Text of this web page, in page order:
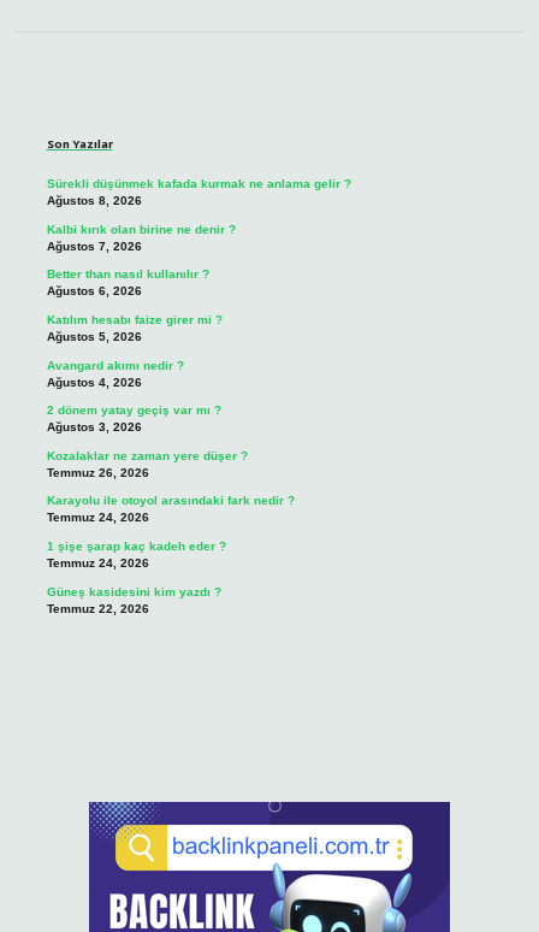
Son Yazılar
Sürekli düşünmek kafada kurmak ne anlama gelir ?
Ağustos 8, 2026
Kalbi kırık olan birine ne denir ?
Ağustos 7, 2026
Better than nasıl kullanılır ?
Ağustos 6, 2026
Katılım hesabı faize girer mi ?
Ağustos 5, 2026
Avangard akımı nedir ?
Ağustos 4, 2026
2 dönem yatay geçiş var mı ?
Ağustos 3, 2026
Kozalaklar ne zaman yere düşer ?
Temmuz 26, 2026
Karayolu ile otoyol arasındaki fark nedir ?
Temmuz 24, 2026
1 şişe şarap kaç kadeh eder ?
Temmuz 24, 2026
Güneş kasidesini kim yazdı ?
Temmuz 22, 2026